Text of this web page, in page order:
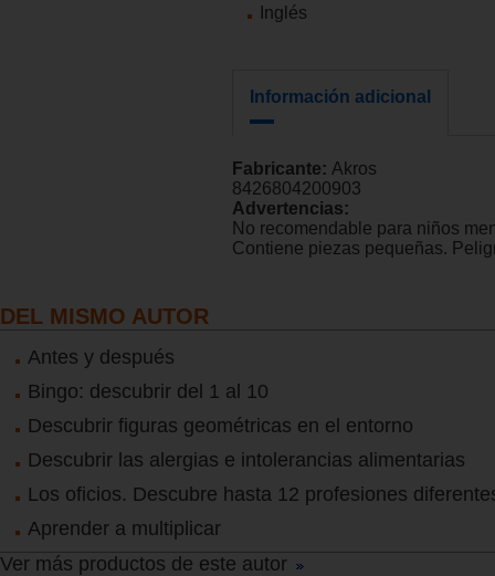
Inglés
Información adicional
Fabricante: Akros
8426804200903
Advertencias:
No recomendable para niños
Contiene piezas pequeñas.
DEL MISMO AUTOR
Antes y después
Bingo: descubrir del 1 al 10
Descubrir figuras geométricas en el entorno
Descubrir las alergias e intolerancias alimentarias
Los oficios. Descubre hasta 12 profesiones
Aprender a multiplicar
Ver más productos de este autor